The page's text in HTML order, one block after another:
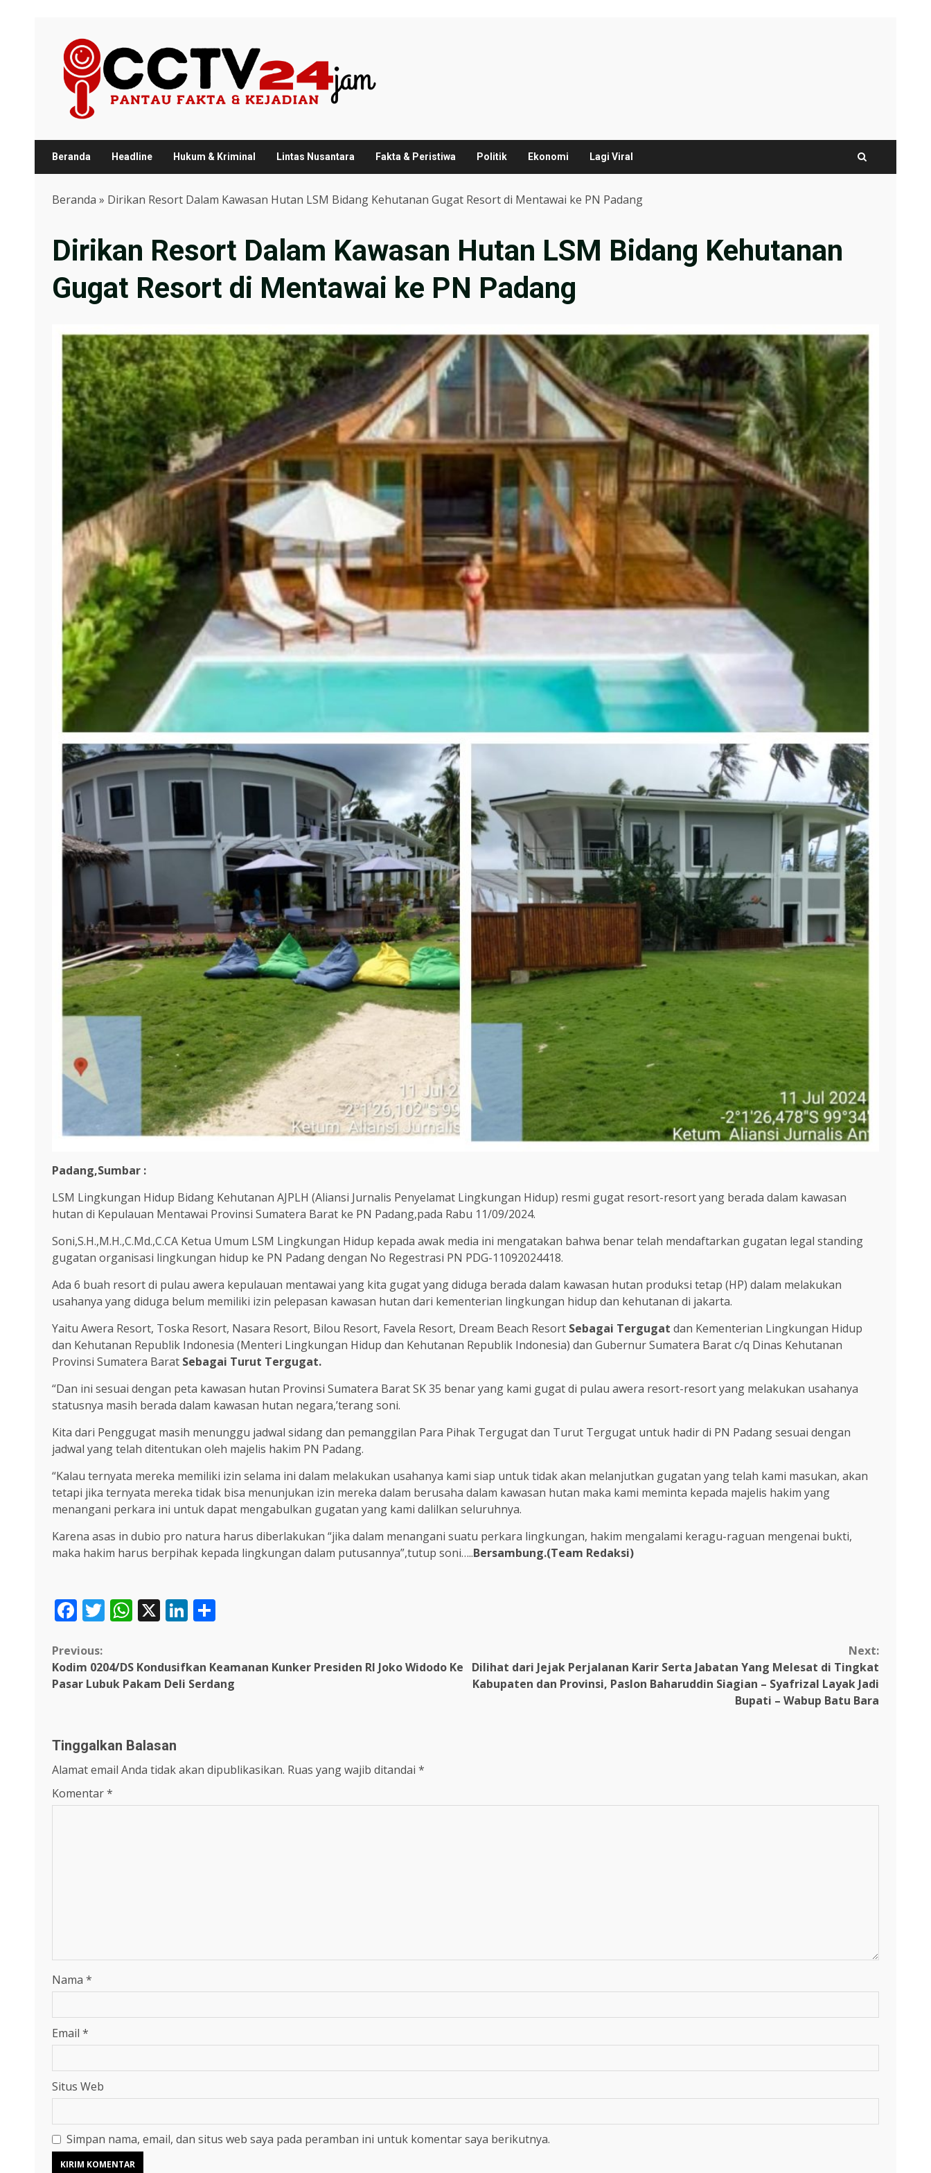
content
Beranda Headline Hukum & Kriminal Lintas Nusantara Fakta & Peristiwa Politik Ekonomi Lagi Viral
Beranda » Dirikan Resort Dalam Kawasan Hutan LSM Bidang Kehutanan Gugat Resort di Mentawai ke PN Padang
Dirikan Resort Dalam Kawasan Hutan LSM Bidang Kehutanan
Gugat Resort di Mentawai ke PN Padang
Padang,Sumbar :
LSM Lingkungan Hidup Bidang Kehutanan AJPLH (Aliansi Jurnalis Penyelamat Lingkungan Hidup) resmi gugat resort-resort yang berada dalam kawasan
hutan di Kepulauan Mentawai Provinsi Sumatera Barat ke PN Padang,pada Rabu 11/09/2024.
Soni,S.H.,M.H.,C.Md.,C.CA Ketua Umum LSM Lingkungan Hidup kepada awak media ini mengatakan bahwa benar telah mendaftarkan gugatan legal standing
gugatan organisasi lingkungan hidup ke PN Padang dengan No Regestrasi PN PDG-11092024418.
Ada 6 buah resort di pulau awera kepulauan mentawai yang kita gugat yang diduga berada dalam kawasan hutan produksi tetap (HP) dalam melakukan
usahanya yang diduga belum memiliki izin pelepasan kawasan hutan dari kementerian lingkungan hidup dan kehutanan di jakarta.
Yaitu Awera Resort, Toska Resort, Nasara Resort, Bilou Resort, Favela Resort, Dream Beach Resort Sebagai Tergugat dan Kementerian Lingkungan Hidup
dan Kehutanan Republik Indonesia (Menteri Lingkungan Hidup dan Kehutanan Republik Indonesia) dan Gubernur Sumatera Barat c/q Dinas Kehutanan
Provinsi Sumatera Barat Sebagai Turut Tergugat.
“Dan ini sesuai dengan peta kawasan hutan Provinsi Sumatera Barat SK 35 benar yang kami gugat di pulau awera resort-resort yang melakukan usahanya
statusnya masih berada dalam kawasan hutan negara,’terang soni.
Kita dari Penggugat masih menunggu jadwal sidang dan pemanggilan Para Pihak Tergugat dan Turut Tergugat untuk hadir di PN Padang sesuai dengan
jadwal yang telah ditentukan oleh majelis hakim PN Padang.
“Kalau ternyata mereka memiliki izin selama ini dalam melakukan usahanya kami siap untuk tidak akan melanjutkan gugatan yang telah kami masukan, akan
tetapi jika ternyata mereka tidak bisa menunjukan izin mereka dalam berusaha dalam kawasan hutan maka kami meminta kepada majelis hakim yang
menangani perkara ini untuk dapat mengabulkan gugatan yang kami dalilkan seluruhnya.
Karena asas in dubio pro natura harus diberlakukan “jika dalam menangani suatu perkara lingkungan, hakim mengalami keragu-raguan mengenai bukti,
maka hakim harus berpihak kepada lingkungan dalam putusannya”,tutup soni…..Bersambung.(Team Redaksi)
Facebook
Twitter
WhatsApp
X LinkedIn
Continue
Reading
Previous:
Kodim 0204/DS Kondusifkan Keamanan Kunker Presiden RI Joko Widodo Ke
Pasar Lubuk Pakam Deli Serdang
Next:
Dilihat dari Jejak Perjalanan Karir Serta Jabatan Yang Melesat di Tingkat
Kabupaten dan Provinsi, Paslon Baharuddin Siagian – Syafrizal Layak Jadi
Bupati – Wabup Batu Bara
Tinggalkan Balasan
Alamat email Anda tidak akan dipublikasikan. Ruas yang wajib ditandai *
Komentar*
Nama *
Email *
Situs Web
Simpan nama, email, dan situs web saya pada peramban ini untuk komentar saya berikutnya.